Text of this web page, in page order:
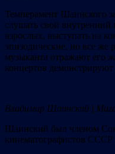
Темперамент Шаинского
слушать свой внутренний
взрослых, выступать на
эпизодические, но все
музыканта отражают его
концертов
Владимир Шаинский |
Шаинский был членом
кинематографистов